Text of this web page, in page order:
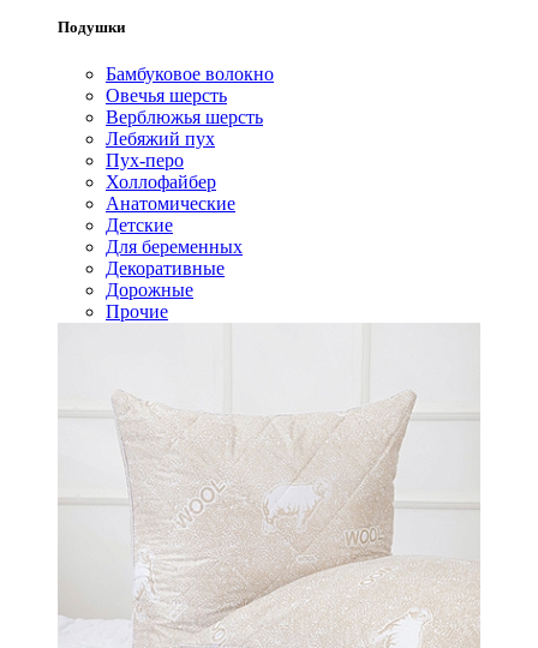
Подушки
Бамбуковое волокно
Овечья шерсть
Верблюжья шерсть
Лебяжий пух
Пух-перо
Холлофайбер
Анатомические
Детские
Для беременных
Декоративные
Дорожные
Прочие